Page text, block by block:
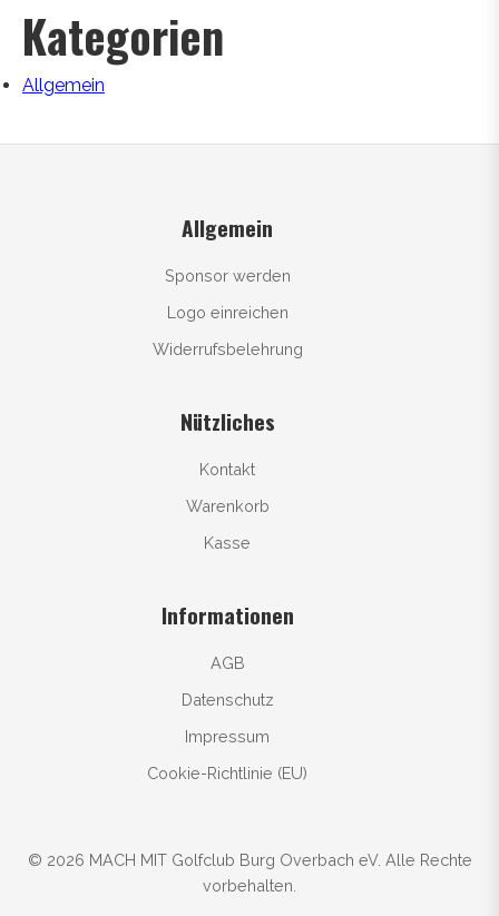
Kategorien
Allgemein
Allgemein
Sponsor werden
Logo einreichen
Widerrufsbelehrung
Nützliches
Kontakt
Warenkorb
Kasse
Informationen
AGB
Datenschutz
Impressum
Cookie-Richtlinie (EU)
© 2026 MACH MIT Golfclub Burg Overbach eV. Alle Rechte
vorbehalten.